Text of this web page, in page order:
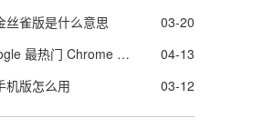
丝雀版是什么意思
03-20
2021 年 Google 最热门 Chrome 扩展程序名单出炉
04-13
机版怎么用
03-12